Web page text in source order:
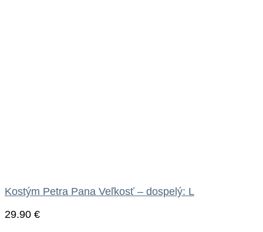
Kostým Petra Pana Veľkosť – dospelý: L
29.90 €